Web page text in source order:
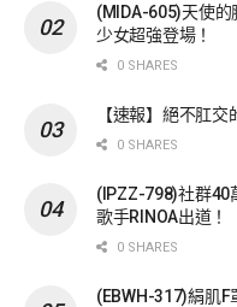
(MIDA-605)天使
少女超強登場！
0 SHARES
【速報】絕不肛
0 SHARES
(IPZZ-798)社群40
歌手RINOA出道！
0 SHARES
(EBWH-317)絹肌